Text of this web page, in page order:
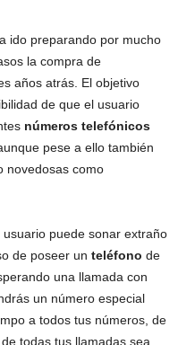
ido preparando por mucho
la compra de
años atrás. El objetivo
de que el usuario
números telefónicos
pese a ello también
novedosas como
usuario puede sonar extraño
de poseer un teléfono de
una llamada con
un número especial
a todos tus números, de
todas tus llamadas sea